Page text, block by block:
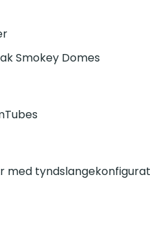
Smokey Domes
med